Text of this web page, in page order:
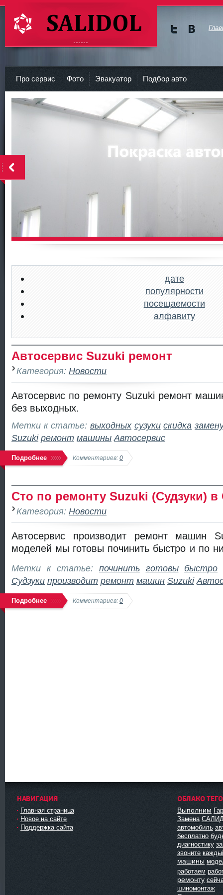
СТО Салидол | salidol в СПб и ЛО
Про сервис Фото Эвакуатор Подбор авто
дате
популярности
посещаемости
алфавиту
Автосервис Suzuki ремонт
Категория: Новости
Автосервис по ремонту Suzuki ремонт
без выходных.
Метки к статье: выходных сузуки скидка
Suzuki ремонт машины Автосервис
Подробнее Комментариев: 0
Сто по ремонту Suzuki (Судзуки)
Категория: Новости
Автосервис производит ремонт машин
моделей мы готовы починить быстро и по
Метки к статье: починить готовы быстро
Судзуки производит ремонт машин Suzuki
Подробнее Комментариев: 0
НАВИГАЦИЯ
Главная страница
Новое на сайте
Поддержка сайта
ОБЛАКО
Выполним
Замена
автомобиль
бесплатно
диагностику
звоните
машины
работаем
ремонту
шиномонтаж